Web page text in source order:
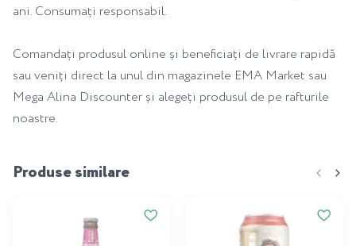
ani. Consumați responsabil.
Comandați produsul online și beneficiați de livrare rapidă
sau veniți direct la unul din magazinele EMA Market sau
Mega Alina Discounter și alegeți produsul de pe rafturile
noastre.
Produse similare